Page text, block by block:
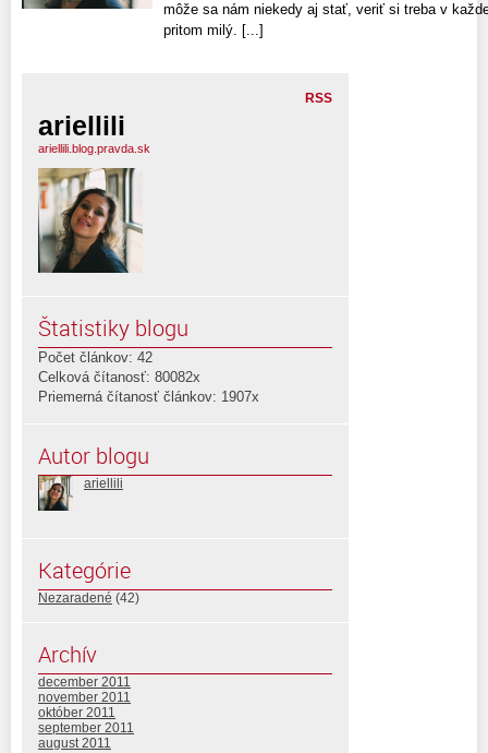
môže sa nám niekedy aj stať, veriť si treba v
pritom milý. [...]
RSS
ariellili
ariellili.blog.pravda.sk
Štatistiky blogu
Počet článkov: 42
Celková čítanosť: 80082x
Priemerná čítanosť článkov: 1907x
Autor blogu
ariellili
Kategórie
Nezaradené (42)
Archív
december 2011
november 2011
október 2011
september 2011
august 2011